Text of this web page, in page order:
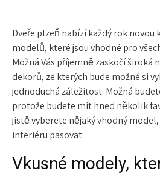
Dveře plzeň nabízí každý rok novou
modelů, které jsou vhodné pro
Možná Vás příjemně zaskočí široká
dekorů, ze kterých bude možné si
jednoduchá záležitost. Možná
protože budete mít hned několik
jistě vyberete nějaký vhodný
interiéru pasovat.
Vkusné modely,